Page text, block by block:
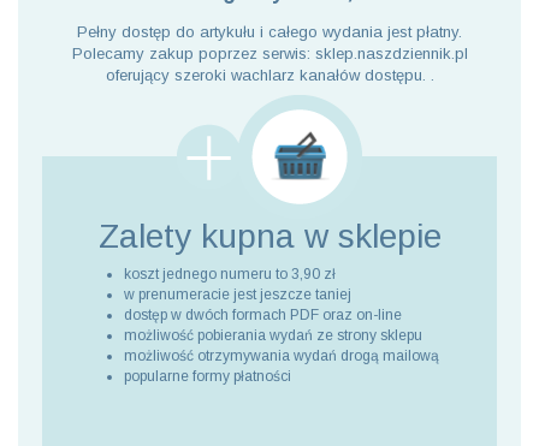
Pełny dostęp do artykułu i całego wydania jest płatny.
Polecamy zakup poprzez serwis: sklep.naszdziennik.pl
oferujący szeroki wachlarz kanałów dostępu. .
Zalety kupna w sklepie
koszt jednego numeru to 3,90 zł
w prenumeracie jest jeszcze taniej
dostęp w dwóch formach PDF oraz on-line
możliwość pobierania wydań ze strony sklepu
możliwość otrzymywania wydań drogą mailową
popularne formy płatności